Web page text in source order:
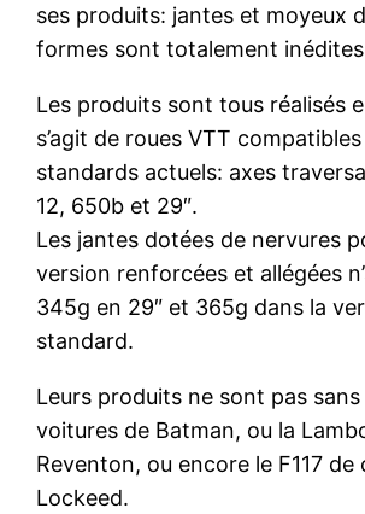
ses produits: jantes et moyeux
formes sont totalement
Les produits sont tous réalisés
s’agit de roues VTT
standards actuels: axes
12, 650b et 29″.
Les jantes dotées de nervures
version renforcées et allégées
345g en 29″ et 365g dans la
standard.
Leurs produits ne sont pas
voitures de Batman, ou la
Reventon, ou encore le F117 de
Lockeed.